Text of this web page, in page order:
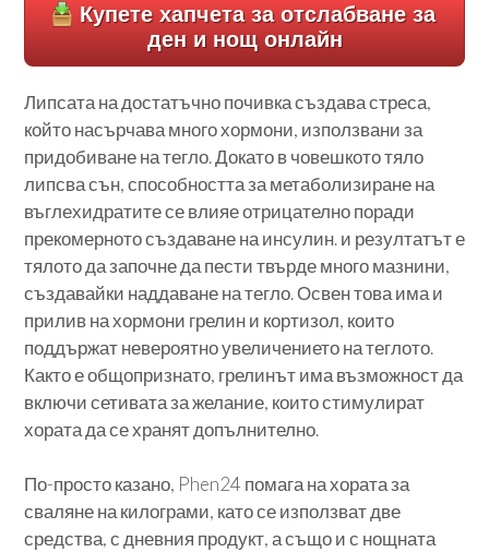
Купете хапчета за отслабване за
ден и нощ онлайн
Липсата на достатъчно почивка създава стреса,
който насърчава много хормони, използвани за
придобиване на тегло. Докато в човешкото тяло
липсва сън, способността за метаболизиране на
въглехидратите се влияе отрицателно поради
прекомерното създаване на инсулин. и резултатът е
тялото да започне да пести твърде много мазнини,
създавайки наддаване на тегло. Освен това има и
прилив на хормони грелин и кортизол, които
поддържат невероятно увеличението на теглото.
Както е общопризнато, грелинът има възможност да
включи сетивата за желание, които стимулират
хората да се хранят допълнително.
По-просто казано, Phen24 помага на хората за
сваляне на килограми, като се използват две
средства, с дневния продукт, а също и с нощната